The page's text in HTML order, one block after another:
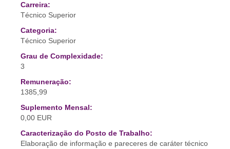
Carreira:
Técnico Superior
Categoria:
Técnico Superior
Grau de Complexidade:
3
Remuneração:
1385,99
Suplemento Mensal:
0,00 EUR
Caracterização do Posto de Trabalho:
Elaboração de informação e pareceres de caráter técnico